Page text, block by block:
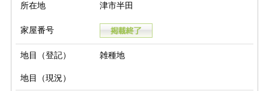
所在地 津市半田
家屋番号
地目（登記） 雑種地
地目（現況）